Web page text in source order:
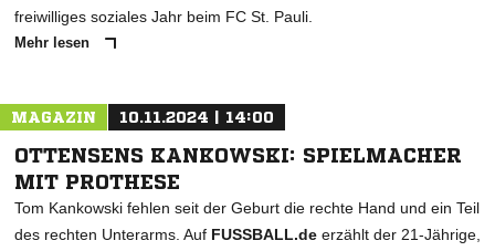
freiwilliges soziales Jahr beim FC St. Pauli.
Mehr lesen
MAGAZIN 10.11.2024 | 14:00
OTTENSENS KANKOWSKI: SPIELMACHER
MIT PROTHESE
Tom Kankowski fehlen seit der Geburt die rechte Hand und ein Teil
des rechten Unterarms. Auf FUSSBALL.de erzählt der 21-Jährige,